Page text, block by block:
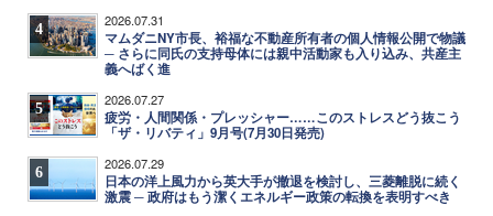
4 2026.07.31
マムダニNY市長、裕福な不動産所有者の個人情報公開で物議
─ さらに同氏の支持母体には親中活動家も入り込み、共産主
義へばく進
5 2026.07.27
疲労・人間関係・プレッシャー……このストレスどう抜こう
「ザ・リバティ」9月号(7月30日発売)
6 2026.07.29
日本の洋上風力から英大手が撤退を検討し、三菱離脱に続く
激震 ─ 政府はもう潔くエネルギー政策の転換を表明すべき